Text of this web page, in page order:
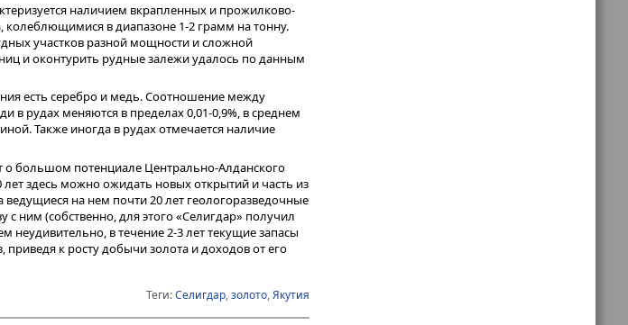
наличием вкрапленных и прожилково-
в диапазоне 1-2 грамм на тонну.
участков разной мощности и сложной
и оконтурить рудные залежи удалось по данным
есть серебро и медь. Соотношение между
в рудах меняются в пределах 0,01-0,9%, в среднем
Также иногда в рудах отмечается наличие
о большом потенциале Центрально-Алданского
здесь можно ожидать новых открытий и часть из
на нем почти 20 лет геологоразведочные
ним (собственно, для этого «Селигдар» получил
в течение 2-3 лет текущие запасы
к росту добычи золота и доходов от его
Теги:Cелигдар,золото,Якутия